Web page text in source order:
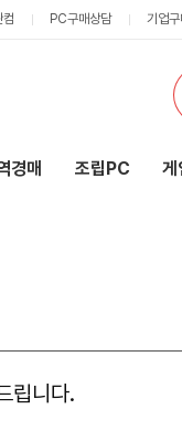
컴 PC구매상담 기업
경매 조립PC 게
립니다.